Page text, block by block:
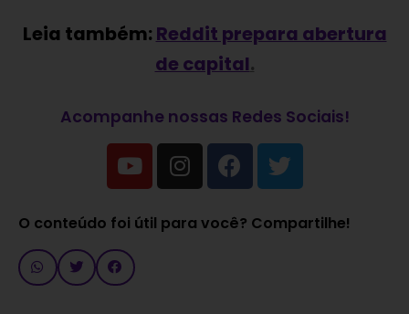
Leia também: Reddit prepara abertura
de capital.
Acompanhe nossas Redes Sociais!
O conteúdo foi útil para você? Compartilhe!